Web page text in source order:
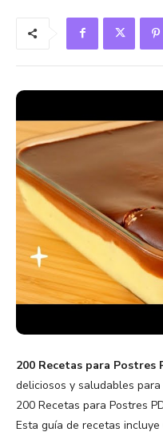
200 Recetas para Postres
deliciosos y saludables para
200 Recetas para Postres
Esta guía de recetas